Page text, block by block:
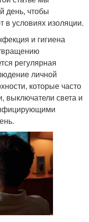
день, чтобы
в условиях изоляции.
и гигиена
регулярная
личной
которые часто
выключатели света и